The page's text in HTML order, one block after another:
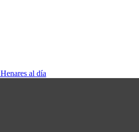
Henares al día